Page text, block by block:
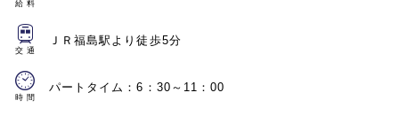
給料
交通
ＪＲ福島駅より徒歩5分
時間
パートタイム：6：30～11：00